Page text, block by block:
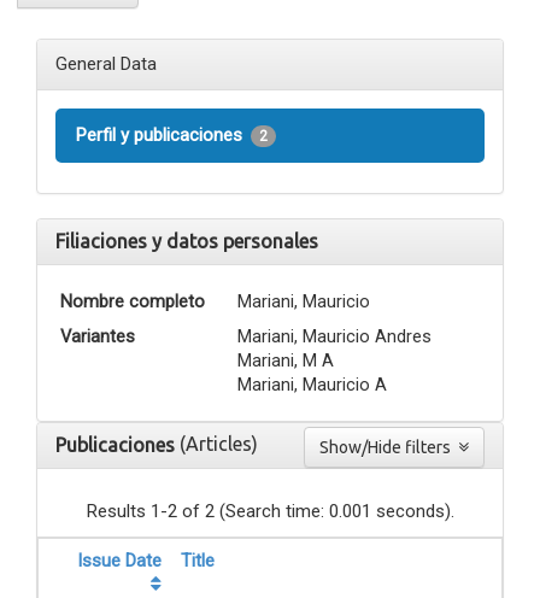
General Data
Perfil y publicaciones 2
Filiaciones y datos personales
Nombre completo
Mariani, Mauricio
Variantes
Mariani, Mauricio Andres
Mariani, M A
Mariani, Mauricio A
Publicaciones (Articles)
Results 1-2 of 2 (Search time: 0.001 seconds).
Issue Date Title